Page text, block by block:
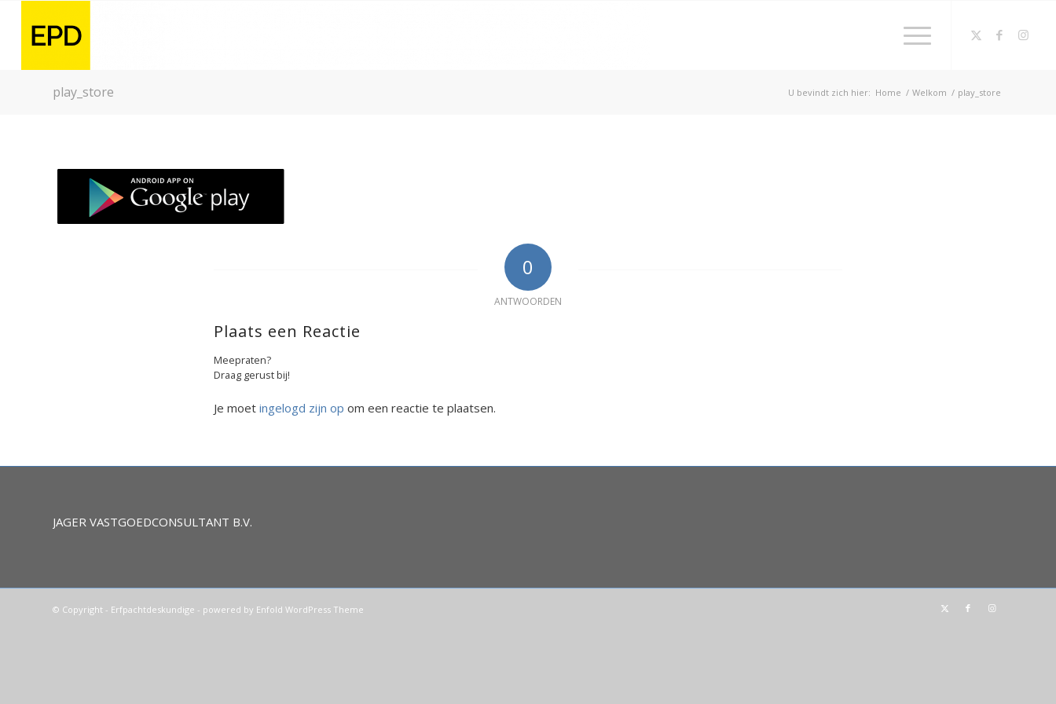
play_store U bevindt zich hier: Home / Welkom / play_store
0
ANTWOORDEN
Plaats een Reactie
Meepraten?
Draag gerust bij!
Je moet ingelogd zijn op om een reactie te plaatsen.
JAGER VASTGOEDCONSULTANT B.V.
© Copyright - Erfpachtdeskundige - powered by Enfold WordPress Theme